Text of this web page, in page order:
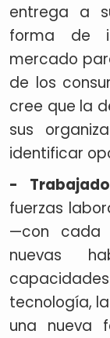
entrega a
forma de
mercado
de los
cree que la
sus
identificar
-
fuerzas
—con cada
nuevas
tecnología,
una nueva